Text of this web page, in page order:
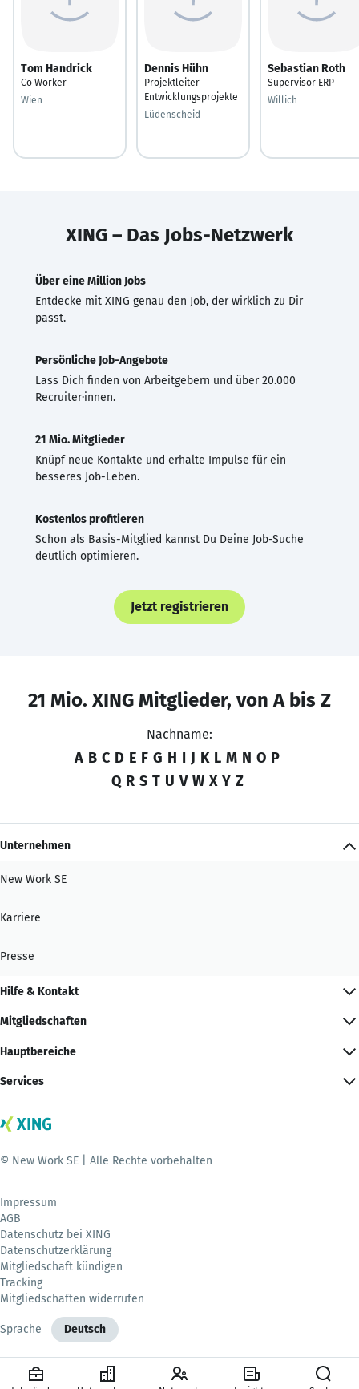
Tom Handrick
Co Worker
Wien
Dennis Hühn
Projektleiter
Entwicklungsprojekte
Lüdenscheid
Sebastian Roth
Supervisor ERP
Willich
XING – Das Jobs-Netzwerk
Über eine Million Jobs
Entdecke mit XING genau den Job, der wirklich zu Dir
passt.
Persönliche Job-Angebote
Lass Dich finden von Arbeitgebern und über 20.000
Recruiter·innen.
21 Mio. Mitglieder
Knüpf neue Kontakte und erhalte Impulse für ein
besseres Job-Leben.
Kostenlos profitieren
Schon als Basis-Mitglied kannst Du Deine Job-Suche
deutlich optimieren.
Jetzt registrieren
21 Mio. XING Mitglieder, von A bis Z
Nachname:
A B C D E F G H I J K L M N O P
Q R S T U V W X Y Z
Unternehmen
New Work SE
Karriere
Presse
Hilfe & Kontakt
Mitgliedschaften
Hauptbereiche
Services
© New Work SE | Alle Rechte vorbehalten
Impressum
AGB
Datenschutz bei XING
Datenschutzerklärung
Mitgliedschaft kündigen
Tracking
Mitgliedschaften widerrufen
Sprache Deutsch